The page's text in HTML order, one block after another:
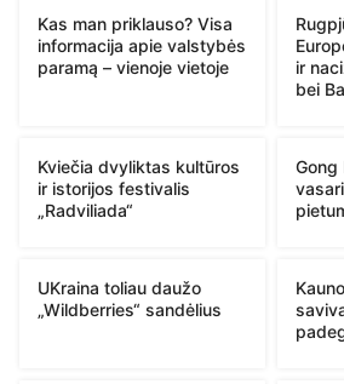
Kas man priklauso? Visa
informacija apie valstybės
paramą – vienoje vietoje
ir
bei
Kviečia dvyliktas kultūros
ir istorijos festivalis
„Radviliada“
Gong
UKraina toliau daužo
„Wildberries“ sandėlius